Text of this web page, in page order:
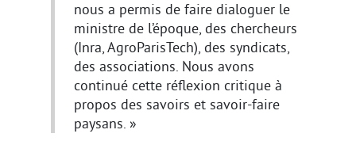
nous a permis de faire dialoguer le
ministre de l’époque, des chercheurs
(Inra, AgroParisTech), des syndicats,
des associations. Nous avons
continué cette réflexion critique à
propos des savoirs et savoir-faire
paysans. »